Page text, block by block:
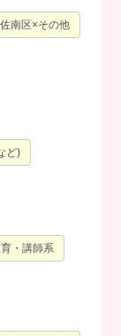
南区×その他
ど)
・講師系